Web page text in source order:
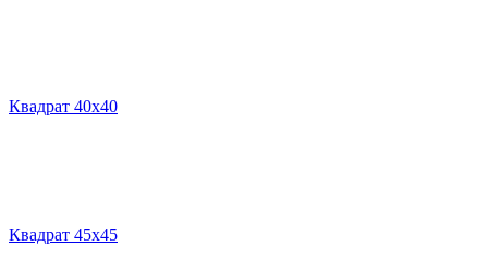
Квадрат 40х40
Квадрат 45х45